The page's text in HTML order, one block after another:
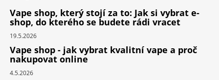
Vape shop, který stojí za to: Jak si vybrat e-
shop, do kterého se budete rádi vracet
19.5.2026
Vape shop - jak vybrat kvalitní vape a proč
nakupovat online
4.5.2026